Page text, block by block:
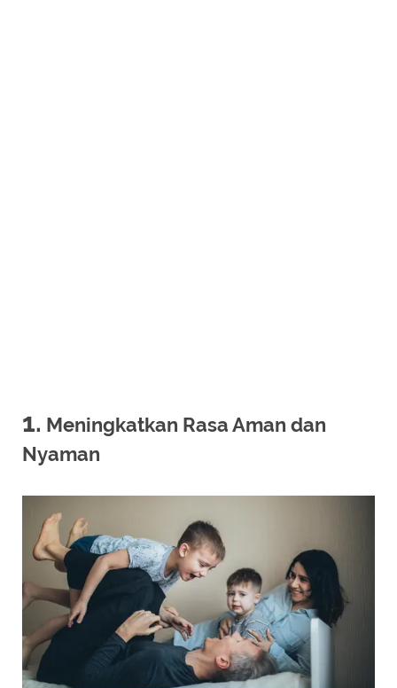
1. Meningkatkan Rasa Aman dan
Nyaman